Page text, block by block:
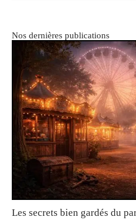
Nos dernières publications
Les secrets bien gardés du